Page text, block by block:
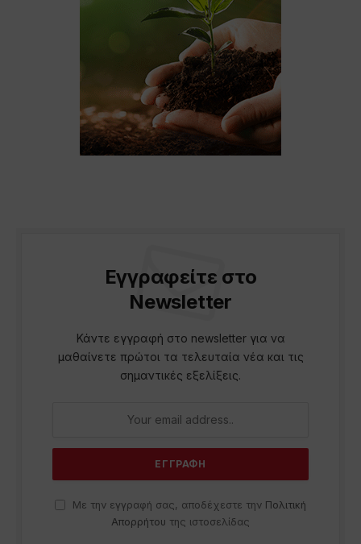
Εγγραφείτε στο
Newsletter
Κάντε εγγραφή στο newsletter για να
μαθαίνετε πρώτοι τα τελευταία νέα και τις
σημαντικές εξελίξεις.
Με την εγγραφή σας, αποδέχεστε την Πολιτική
Απορρήτου της ιστοσελίδας